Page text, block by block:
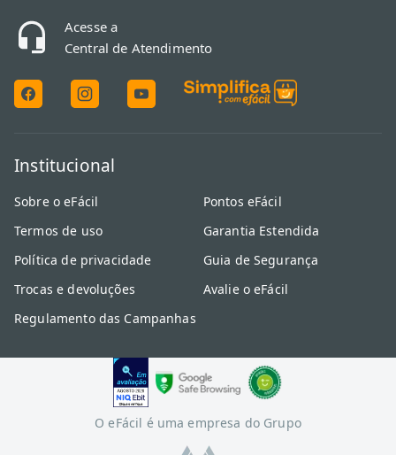
Acesse a
Central de Atendimento
Institucional
Sobre o eFácil
Termos de uso
Política de privacidade
Trocas e devoluções
Regulamento das Campanhas
Pontos eFácil
Garantia Estendida
Guia de Segurança
Avalie o eFácil
O eFácil é uma empresa do Grupo